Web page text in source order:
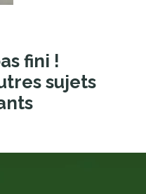
fini !
sujets